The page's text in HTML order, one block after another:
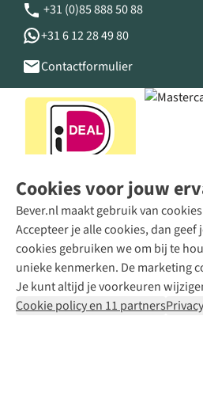
Cookies voor jouw
Bever.nl maakt gebruik van
Accepteer je alle cookies, dan
cookies gebruiken we om bij te
unieke kenmerken. De marketing
Je kunt altijd je voorkeuren
Cookie policy en 11 partners
+31 (0)85 888 50 88
+31 6 12 28 49 80
Contactformulier